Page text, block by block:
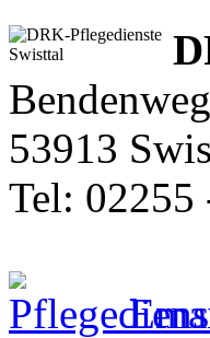
53913
Tel: 02255